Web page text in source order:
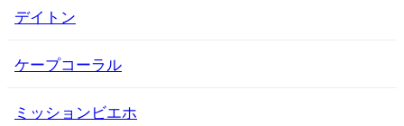
デイトン
ケープコーラル
ミッションビエホ